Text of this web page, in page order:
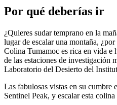
Por qué deberías ir
¿Quieres sudar temprano en la
lugar de escalar una montaña,
Colina Tumamoc es rica en vida e
de las estaciones de investigación
Laboratorio del Desierto del
Las fabulosas vistas en su cumbre
Sentinel Peak, y escalar esta